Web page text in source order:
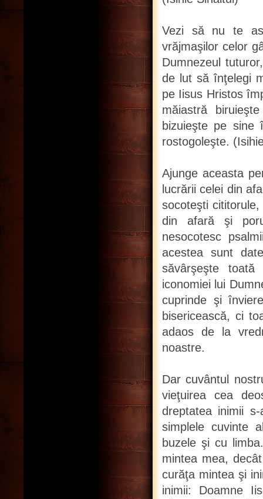
Vezi să nu te
vrăjmaşilor celor
Dumnezeul
de lut să înţelegi
pe Iisus Hristos
măiastră
bizuieşte pe sine
rostogoleşte.
Ajunge aceasta
lucrării celei din
socoteşti
din afară şi
nesocotesc
acestea sunt
săvârşeşte
iconomiei lui
cuprinde şi
bisericească, ci
adaos de la
noastre.
Dar cuvântul
vieţuirea cea
dreptatea inimii
simplele cuvinte
buzele şi cu
mintea mea,
curăţa mintea şi
inimii: Doamne